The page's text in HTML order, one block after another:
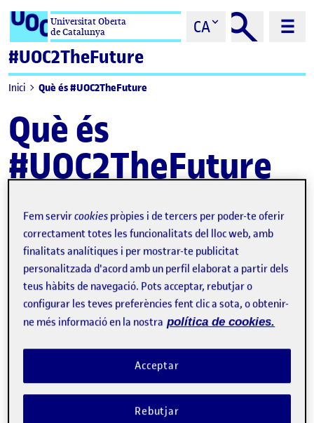
Saltar al contingutUniversitat Oberta
de Catalunya
CA
#UOC2TheFuture
Inici Què és #UOC2TheFuture
Què és
#UOC2TheFuture
La iniciativa #UOC2TheFuture, és unesdeveniment UOC per
compartir i debatre al voltant de la innovació en docència i
aprenentatgeen línia organitzat per l’eLearning Innovation
Center (eLinC) i impulsat pel Vicerectorat de Docència i
Aprenentatge de la universitat. El programa es composa
d’una secció virtual i una jornada presencial on es
comparteixen amb el públic
projectes i experiències de
caràcter innovador desenvolupades amb la finalitat de
espai de trobada de la comunitat UOC, professorat i agents
col·laboradors de la universitat onvisibilitzar els escenaris
emergents de disrupció educativa i repensar el futur de
Fem servircookies pròpies i de tercers per poder-te oferir
correctament totes les funcionalitats del lloc web, amb
finalitats analítiques i per mostrar-te publicitat
personalitzada d'acord amb un perfil elaborat a partir dels
teus hàbits de navegació. Pots acceptar, rebutjar o
configurar les teves preferències fent clic a sota, o obtenir-
ne més informació en la nostra política de cookies.
Rebutjar
Acceptar